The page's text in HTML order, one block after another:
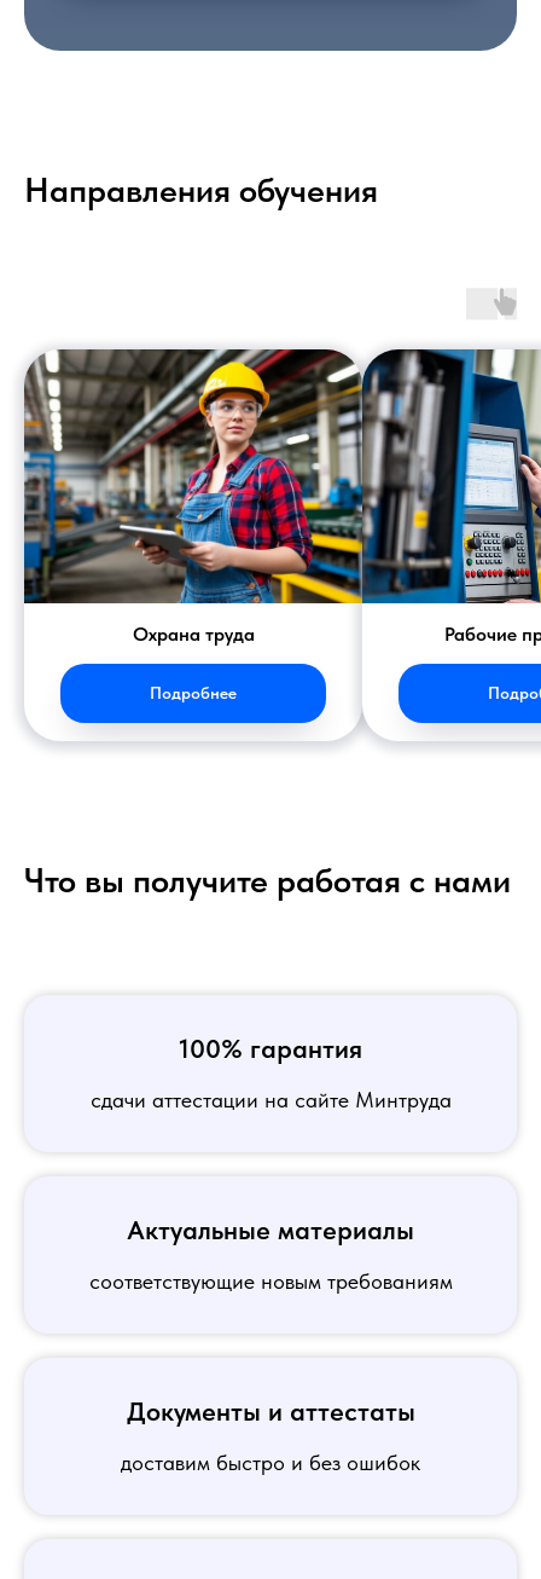
Направления обучения
Охрана труда
Подробнее
Рабочие
Что вы получите работая с нами
100% гарантия
сдачи аттестации на сайте Минтруда
Актуальные материалы
соответствующие новым требованиям
Документы и аттестаты
доставим быстро и без ошибок